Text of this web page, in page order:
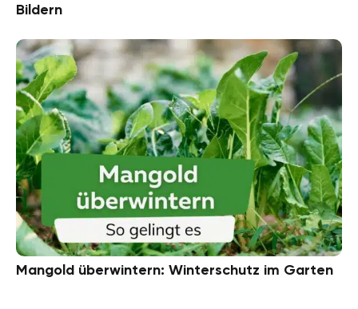
Bildern
Mangold überwintern: Winterschutz im Garten